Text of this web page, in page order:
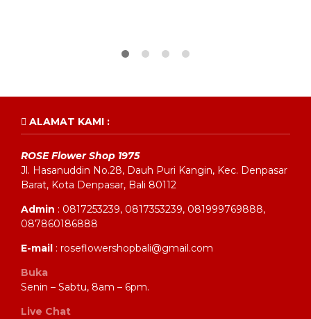
ALAMAT KAMI :
ROSE Flower Shop 1975
Jl. Hasanuddin No.28, Dauh Puri Kangin, Kec. Denpasar
Barat, Kota Denpasar, Bali 80112
Admin : 0817253239, 0817353239, 081999769888,
087860186888
E-mail : roseflowershopbali@gmail.com
Buka
Senin – Sabtu, 8am – 6pm.
Live Chat